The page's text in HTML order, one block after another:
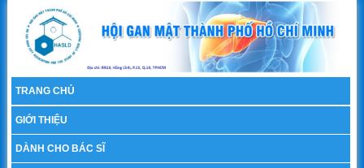
TRANG CHỦ
GIỚI THIỆU
DÀNH CHO BÁC SĨ